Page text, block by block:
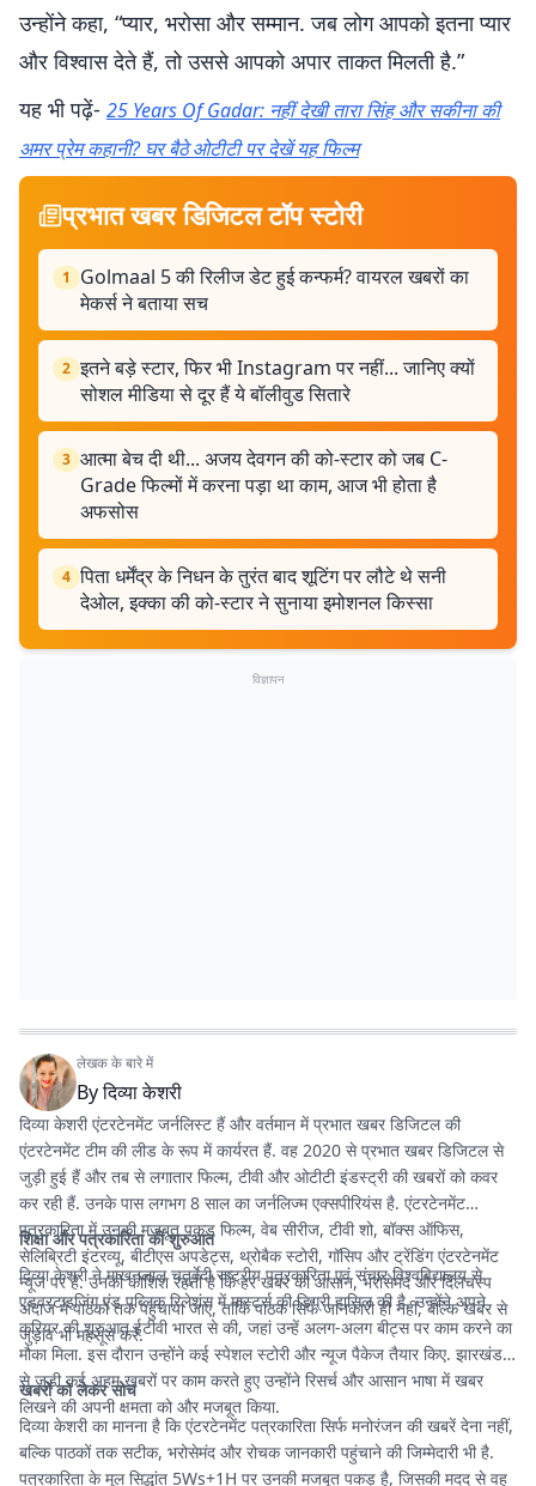
उन्होंने कहा, “प्यार, भरोसा और सम्मान. जब लोग आपको इतना प्यार
और विश्वास देते हैं, तो उससे आपको अपार ताकत मिलती है.”
यह भी पढ़ें- 25 Years Of Gadar: नहीं देखी तारा सिंह और सकीना की
अमर प्रेम कहानी? घर बैठे ओटीटी पर देखें यह फिल्म
प्रभात खबर डिजिटल टॉप स्टोरी
1
Golmaal 5 की रिलीज डेट हुई कन्फर्म? वायरल खबरों का
मेकर्स ने बताया सच
2 इतने बड़े स्टार, फिर भी Instagram पर नहीं... जानिए क्यों
सोशल मीडिया से दूर हैं ये बॉलीवुड सितारे
3 आत्मा बेच दी थी... अजय देवगन की को-स्टार को जब C-
Grade फिल्मों में करना पड़ा था काम, आज भी होता है
अफसोस
4 पिता धर्मेंद्र के निधन के तुरंत बाद शूटिंग पर लौटे थे सनी
देओल, इक्का की को-स्टार ने सुनाया इमोशनल किस्सा
विज्ञापन
लेखक के बारे में
Byदिव्या केशरी
दिव्या केशरी एंटरटेनमेंट जर्नलिस्ट हैं और वर्तमान में प्रभात खबर डिजिटल की
एंटरटेनमेंट टीम की लीड के रूप में कार्यरत हैं. वह 2020 से प्रभात खबर डिजिटल से
जुड़ी हुई हैं और तब से लगातार फिल्म, टीवी और ओटीटी इंडस्ट्री की खबरों को कवर
कर रही हैं. उनके पास लगभग 8 साल का जर्नलिज्म एक्सपीरियंस है. एंटरटेनमेंट
पत्रकारिता में उनकी मजबूत पकड़ फिल्म, वेब सीरीज, टीवी शो, बॉक्स ऑफिस,
सेलिब्रिटी इंटरव्यू, बीटीएस अपडेट्स, थ्रोबैक स्टोरी, गॉसिप और ट्रेंडिंग एंटरटेनमेंट
न्यूज पर है. उनकी कोशिश रहती है कि हर खबर को आसान, भरोसेमंद और दिलचस्प
अंदाज में पाठकों तक पहुंचाया जाए, ताकि पाठक सिर्फ जानकारी ही नहीं, बल्कि खबर से
जुड़ाव भी महसूस करें.
शिक्षा और पत्रकारिता की शुरुआत
दिव्या केशरी ने माखनलाल चतुर्वेदी राष्ट्रीय पत्रकारिता एवं संचार विश्वविद्यालय से
एडवरटाइजिंग एंड पब्लिक रिलेशंस में मास्टर्स की डिग्री हासिल की है. उन्होंने अपने
करियर की शुरुआत ईटीवी भारत से की, जहां उन्हें अलग-अलग बीट्स पर काम करने का
मौका मिला. इस दौरान उन्होंने कई स्पेशल स्टोरी और न्यूज पैकेज तैयार किए. झारखंड
से जुड़ी कई अहम खबरों पर काम करते हुए उन्होंने रिसर्च और आसान भाषा में खबर
लिखने की अपनी क्षमता को और मजबूत किया.
खबरों को लेकर सोच
दिव्या केशरी का मानना है कि एंटरटेनमेंट पत्रकारिता सिर्फ मनोरंजन की खबरें देना नहीं,
बल्कि पाठकों तक सटीक, भरोसेमंद और रोचक जानकारी पहुंचाने की जिम्मेदारी भी है.
पत्रकारिता के मूल सिद्धांत 5Ws+1H पर उनकी मजबूत पकड़ है, जिसकी मदद से वह